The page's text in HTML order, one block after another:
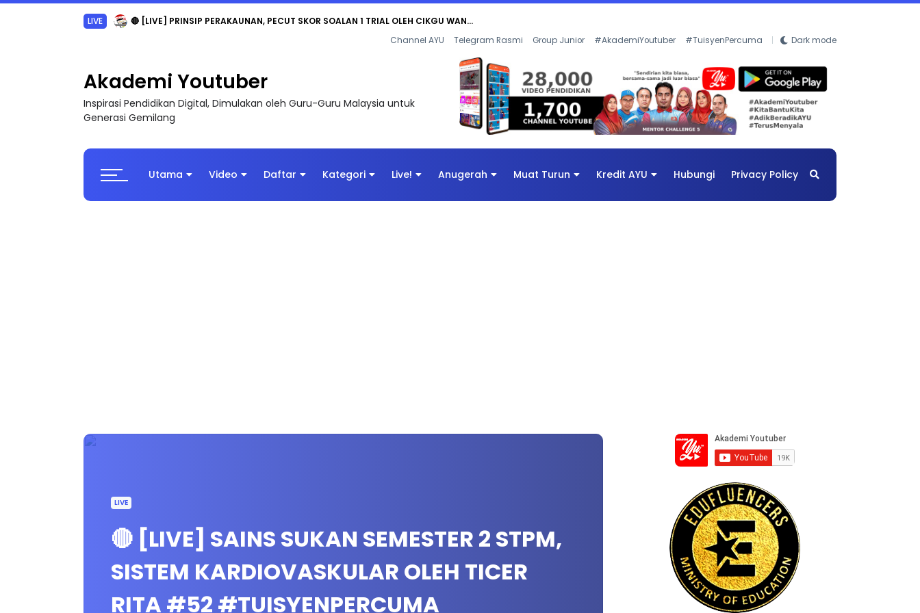
LIVE 🔴 [LIVE] PRINSIP PERAKAUNAN, PECUT SKOR SOALAN 1 TRIAL OLEH CIKGU WAN...
Channel AYU Telegram Rasmi Group Junior #AkademiYoutuber #TuisyenPercuma Dark mode
Akademi Youtuber
Inspirasi Pendidikan Digital, Dimulakan oleh Guru-Guru Malaysia untuk
Generasi Gemilang
Utama Video Daftar Kategori Live! Anugerah Muat Turun Kredit AYU Hubungi Privacy Policy
LIVE
🔴 [LIVE] SAINS SUKAN SEMESTER 2 STPM,
SISTEM KARDIOVASKULAR OLEH TICER
RITA #52 #TUISYENPERCUMA